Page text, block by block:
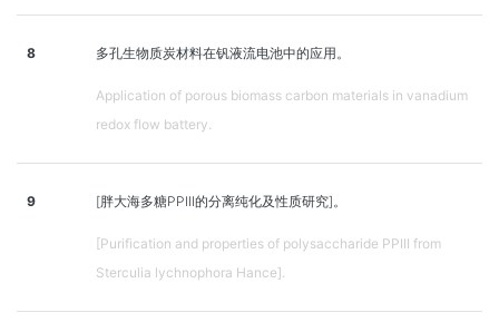
8 多孔生物质炭材料在钒液流电池中的应用。
Application of porous biomass carbon materials in vanadium
redox flow battery.
9 [胖大海多糖PPIII的分离纯化及性质研究]。
[Purification and properties of polysaccharide PPIII from
Sterculia lychnophora Hance].